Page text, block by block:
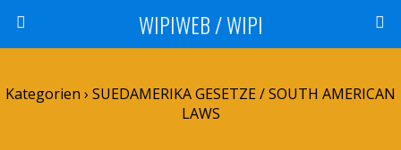
WIPIWEB / WIPI
Kategorien › SUEDAMERIKA GESETZE / SOUTH AMERICAN
LAWS